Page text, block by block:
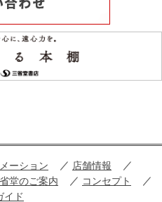
ーション
店舗情報
堂のご案内
コンセプト
イド